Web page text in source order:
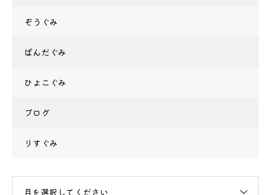
ぞうぐみ
ぱんだぐみ
ひよこぐみ
ブログ
りすぐみ
月を選択してください